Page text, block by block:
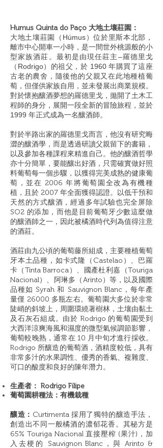
Humus Quinta do Paço 大地土壤莊園：
大地土壤莊園（Húmus）位於里斯本北部，
離市中心開車一小時，是一間世外桃源般的小
型家族酒莊。最初是由現任莊主–羅德里戈
（Rodrigo） 的祖父，於 1960年購買了這座
古老的農舍，隨後他的父親又在此地種植葡
萄，但僅供家族自用，並未發展出商業規模。
對於懷抱釀酒夢想的羅德里戈，拋開了土木工
程師的身分，展開一段全新的冒險旅程，並於
1999 年正式成為一名釀酒師。
對於半路出家的羅德里戈而言，他沒有研究晦
澀的釀酒學，而是透過研讀父親留下的書籍，
以及參加各種課程來精進自己。他的釀酒哲學
亦十分簡單，要能釀出好酒，只需確實做好照
料葡萄每一個步驟，以獲得完美成熟的健康葡
萄，並在 2006 年將葡萄園全改為有機種
植，且於 2007 年全面獲得認證。以低干預和
天然的方式釀酒，經過多年試驗也完全屏除
SO2 的添加，而他是目前葡萄牙少數這麼做
的釀酒師之一，因此被橘酒時代列為值得注意
的酒莊。
酒莊由九公頃的葡萄藤所組成，主要種植葡萄
牙本土品種，如卡式隆
（ Castelao ） 、巴羅
卡（TintaBarroca）、 國產杜利嘉（Touriga
Nacional） 、阿琳多（Arinto） 等，以及國際
品種如 Syrah 和 Sauvignon Blanc ，每年產
量僅 26000 多瓶左右。葡萄園大多位於非常
陡峭的斜坡上，周圍環繞著樹林，土壤由黏土
及石灰石組成。由於 Rodrigo 的葡萄園受到
大西洋涼爽海風和濕度的微型氣候調節影響，
葡萄較晚熟，通常在10 月中旬才進行採收。
Rodrigo 所釀造的葡萄酒，酒精度較低，具有
非常多汁的水果調性、優秀的香氣、複雜度、
可口的酸度和良好的陳年潛力。
生產者： Rodrigo Filipe
葡萄園耕種法：有機栽種
釀造： Curtimenta 採用了獨特的釀造手法，
創造出不同一般橘酒的濃郁花香。其秘方是
65% Touriga Nacional 直接壓榨 (果汁)，加
入去梗的 Sauvignon Blanc，與 Arinto &